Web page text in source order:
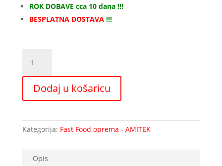
ROK DOBAVE cca 10 dana !!!
BESPLATNA DOSTAVA!!!
električni
grill-
AMITEK
FT2M
količina
Dodaj u košaricu
Kategorija: Fast Food oprema - AMITEK
Opis